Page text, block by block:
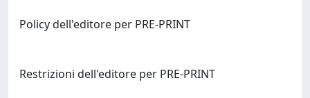
Policy dell'editore per PRE-PRINT
Restrizioni dell'editore per PRE-PRINT